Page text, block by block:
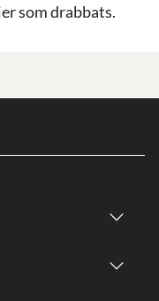
som drabbats.